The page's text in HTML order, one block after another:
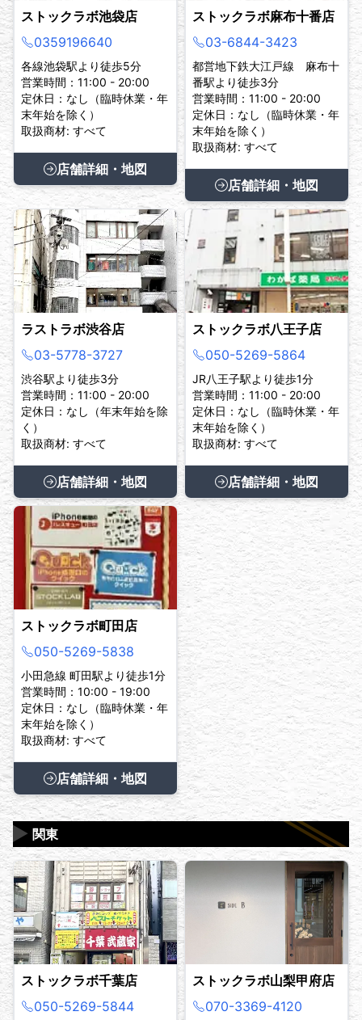
ストックラボ池袋店
0359196640
各線池袋駅より徒歩5分
営業時間：11:00 - 20:00
定休日：なし（臨時休業・年
末年始を除く）
取扱商材: すべて
店舗詳細・地図
ストックラボ麻布十番店
03-6844-3423
都営地下鉄大江戸線 麻布十
番駅より徒歩3分
営業時間：11:00 - 20:00
定休日：なし（臨時休業・年
末年始を除く）
取扱商材: すべて
店舗詳細・地図
ラストラボ渋谷店
03-5778-3727
渋谷駅より徒歩3分
営業時間：11:00 - 20:00
定休日：なし（年末年始を除
く）
取扱商材: すべて
店舗詳細・地図
ストックラボ八王子店
050-5269-5864
JR八王子駅より徒歩1分
営業時間：11:00 - 20:00
定休日：なし（臨時休業・年
末年始を除く）
取扱商材: すべて
店舗詳細・地図
ストックラボ町田店
050-5269-5838
小田急線 町田駅より徒歩1分
営業時間：10:00 - 19:00
定休日：なし（臨時休業・年
末年始を除く）
取扱商材: すべて
店舗詳細・地図
関東
▶
ストックラボ千葉店
050-5269-5844
ストックラボ山梨甲府店
070-3369-4120